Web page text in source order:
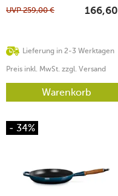
Lieferung in 2-3 Werktagen
UVP259,00 € 166,60
Preis inkl. MwSt. zzgl. Versand
Warenkorb
- 34%